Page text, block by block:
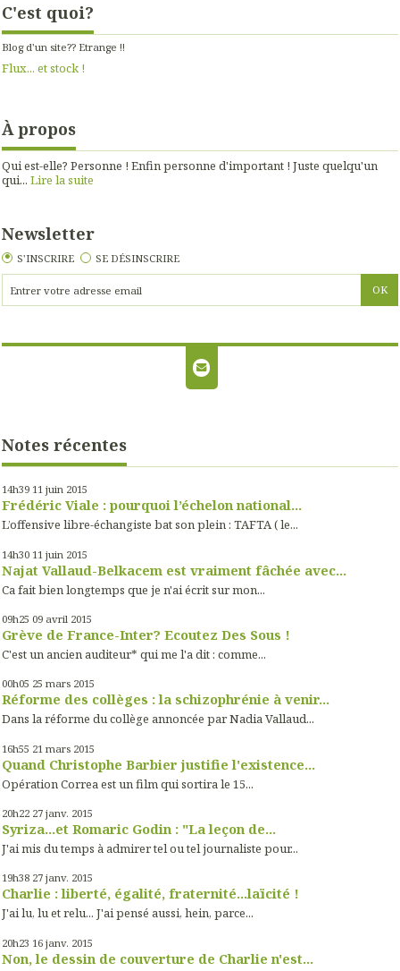
C'est quoi?
Blog d'un site?? Etrange !!
Flux... et stock !
À propos
Qui est-elle? Personne ! Enfin personne d'important ! Juste quelqu'un
qui... Lire la suite
Newsletter
S'INSCRIRE SE DÉSINSCRIRE
Notes récentes
14h39 11 juin 2015
Frédéric Viale : pourquoi l’échelon national...
L’offensive libre-échangiste bat son plein : TAFTA ( le...
14h30 11 juin 2015
Najat Vallaud-Belkacem est vraiment fâchée avec...
Ca fait bien longtemps que je n'ai écrit sur mon...
09h25 09 avril 2015
Grève de France-Inter? Ecoutez Des Sous !
C'est un ancien auditeur* qui me l'a dit : comme...
00h05 25 mars 2015
Réforme des collèges : la schizophrénie à venir...
Dans la réforme du collège annoncée par Nadia Vallaud...
16h55 21 mars 2015
Quand Christophe Barbier justifie l'existence...
Opération Correa est un film qui sortira le 15...
20h22 27 janv. 2015
Syriza...et Romaric Godin : "La leçon de...
J'ai mis du temps à admirer tel ou tel journaliste pour...
19h38 27 janv. 2015
Charlie : liberté, égalité, fraternité...laïcité !
J'ai lu, lu et relu... J'ai pensé aussi, hein, parce...
20h23 16 janv. 2015
Non, le dessin de couverture de Charlie n'est...